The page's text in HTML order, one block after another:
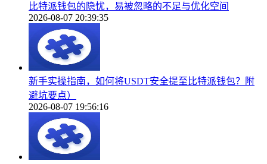
比特派钱包的隐忧，易被忽略的不足与优化空间
2026-08-07 20:39:35
新手实操指南，如何将USDT安全提至比特派钱包？附
避坑要点）
2026-08-07 19:56:16